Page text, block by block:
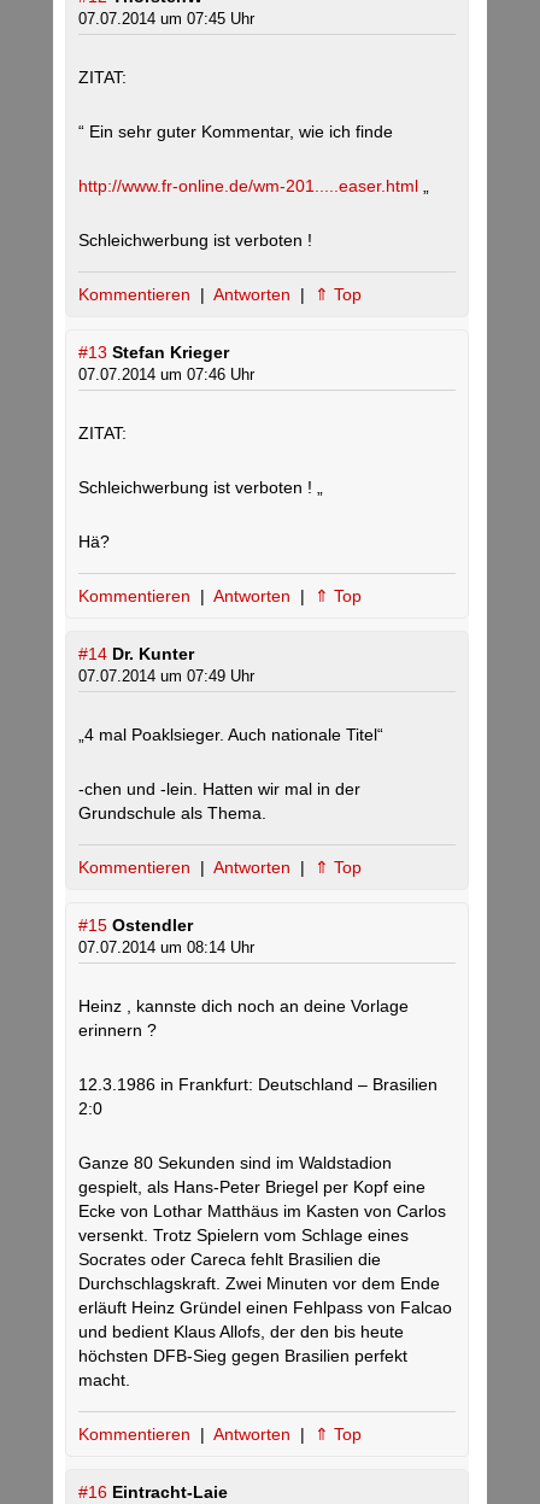
07.07.2014 um 07:45 Uhr
ZITAT:
“ Ein sehr guter Kommentar, wie ich finde
http://www.fr-online.de/wm-201.....easer.html „
Schleichwerbung ist verboten !
Kommentieren | Antworten | ⇑ Top
#13 Stefan Krieger
07.07.2014 um 07:46 Uhr
ZITAT:
Schleichwerbung ist verboten ! „
Hä?
Kommentieren | Antworten | ⇑ Top
#14 Dr. Kunter
07.07.2014 um 07:49 Uhr
„4 mal Poaklsieger. Auch nationale Titel“
-chen und -lein. Hatten wir mal in der
Grundschule als Thema.
Kommentieren | Antworten | ⇑ Top
#15 Ostendler
07.07.2014 um 08:14 Uhr
Heinz , kannste dich noch an deine Vorlage
erinnern ?
12.3.1986 in Frankfurt: Deutschland – Brasilien
2:0
Ganze 80 Sekunden sind im Waldstadion
gespielt, als Hans-Peter Briegel per Kopf eine
Ecke von Lothar Matthäus im Kasten von Carlos
versenkt. Trotz Spielern vom Schlage eines
Socrates oder Careca fehlt Brasilien die
Durchschlagskraft. Zwei Minuten vor dem Ende
erläuft Heinz Gründel einen Fehlpass von Falcao
und bedient Klaus Allofs, der den bis heute
höchsten DFB-Sieg gegen Brasilien perfekt
macht.
Kommentieren | Antworten | ⇑ Top
#16 Eintracht-Laie